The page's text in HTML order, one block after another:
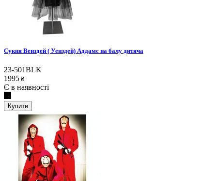
Сукня Венздей ( Уенздей) Аддамс на балу дитяча
23-501BLK
1995 ₴
Є в наявності
Купити